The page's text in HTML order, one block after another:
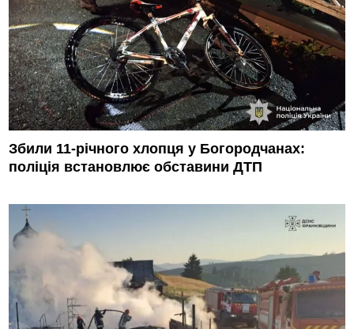
Збили 11-річного хлопця у Богородчанах:
поліція встановлює обставини ДТП